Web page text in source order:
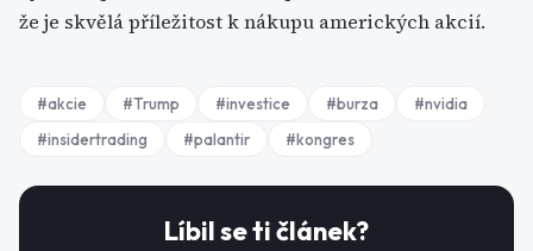
že je skvělá příležitost k nákupu amerických akcií.
#akcie #Trump #investice #burza #nvidia
#insidertrading #palantir #kongres
Líbil se ti článek?